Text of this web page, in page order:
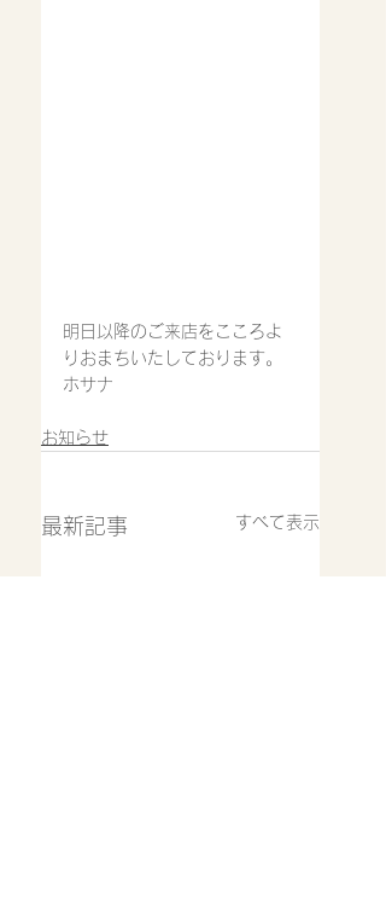
明日以降のご来店をこころよ
りおまちいたしております。
ホサナ
お知らせ
最新記事 すべて表示